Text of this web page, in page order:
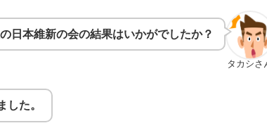
タカシさ
日本維新の会の結果はいかがでしたか？
した。